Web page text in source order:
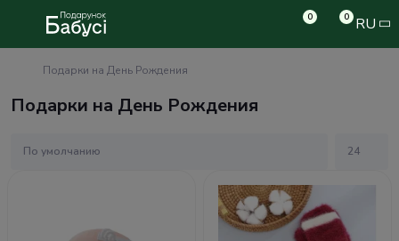
0 0 RU
Подарки на День Рождения
Подарки на День Рождения